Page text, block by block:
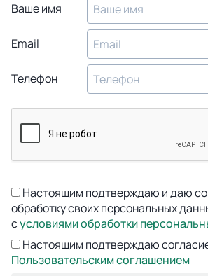
Ваше имя
Email
Телефон
Настоящим подтверждаю и даю
обработку своих персональных
сусловиями обработки
Настоящим подтверждаю
Пользовательским соглашением